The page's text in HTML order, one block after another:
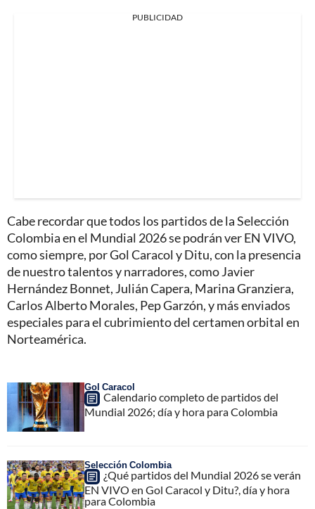
PUBLICIDAD
Cabe recordar que todos los partidos de la Selección
Colombia en el Mundial 2026 se podrán ver EN VIVO,
como siempre, por Gol Caracol y Ditu, con la presencia
de nuestro talentos y narradores, como Javier
Hernández Bonnet, Julián Capera, Marina Granziera,
Carlos Alberto Morales, Pep Garzón, y más enviados
especiales para el cubrimiento del certamen orbital en
Norteamérica.
Gol Caracol
Calendario completo de partidos del
Mundial 2026; día y hora para Colombia
Selección Colombia
¿Qué partidos del Mundial 2026 se verán
EN VIVO en Gol Caracol y Ditu?, día y hora
para Colombia